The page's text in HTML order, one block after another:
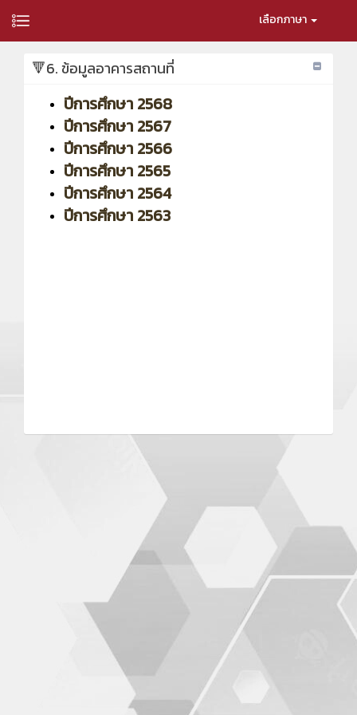
เลือกภาษา
🔻6. ข้อมูลอาคารสถานที่
ปีการศึกษา 2568
ปีการศึกษา 2567
ปีการศึกษา 2566
ปีการศึกษา 2565
ปีการศึกษา 2564
ปีการศึกษา 2563